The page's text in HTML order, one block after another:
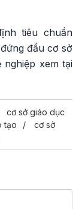
tiêu chuẩn
đầu cơ sở
nghiệp xem tại
cơ sở giáo dục
tạo
cơ sở